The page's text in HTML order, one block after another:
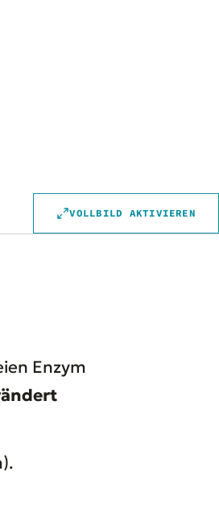
VOLLBILD AKTIVIEREN
Enzym